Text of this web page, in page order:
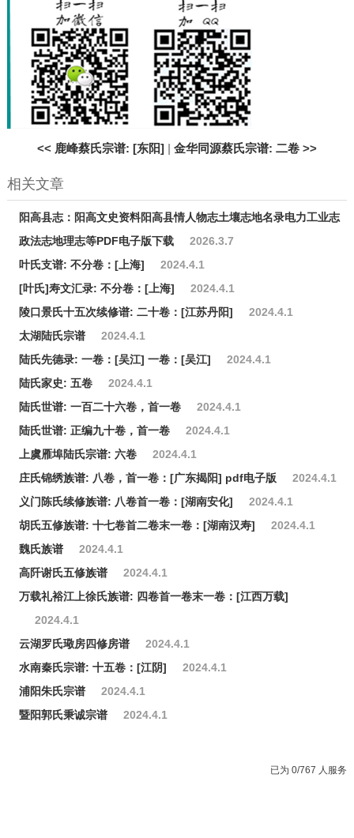
<< 鹿峰蔡氏宗谱: [东阳] | 金华同源蔡氏宗谱: 二卷>>
相关文章
阳高县志：阳高文史资料阳高县情人物志土壤志地名录电力工业志
政法志地理志等PDF电子版下载
2026.3.7
叶氏支谱: 不分卷：[上海]
2024.4.1
[叶氏]寿文汇录: 不分卷：[上海]
2024.4.1
陵口景氏十五次续修谱: 二十卷：[江苏丹阳]
2024.4.1
太湖陆氏宗谱
2024.4.1
陆氏先德录: 一卷：[吴江] 一卷：[吴江]
2024.4.1
陆氏家史: 五卷
2024.4.1
陆氏世谱: 一百二十六卷，首一卷
2024.4.1
陆氏世谱: 正编九十卷，首一卷
2024.4.1
上虞雁埠陆氏宗谱: 六卷
2024.4.1
庄氏锦绣族谱: 八卷，首一卷：[广东揭阳] pdf电子版
2024.4.1
义门陈氏续修族谱: 八卷首一卷：[湖南安化]
2024.4.1
胡氏五修族谱: 十七卷首二卷末一卷：[湖南汉寿]
2024.4.1
魏氏族谱
2024.4.1
高阡谢氏五修族谱
2024.4.1
万载礼裕江上徐氏族谱: 四卷首一卷末一卷：[江西万载]
2024.4.1
云湖罗氏璥房四修房谱
2024.4.1
水南秦氏宗谱: 十五卷：[江阴]
2024.4.1
浦阳朱氏宗谱
2024.4.1
暨阳郭氏秉诚宗谱
2024.4.1
已为 0/767 人服务